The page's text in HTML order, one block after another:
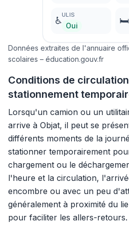
♿
ULIS
Oui 🛏️
Données extraites de l'annuaire
scolaires – éducation.gouv.fr
Conditions de
stationnement
Lorsqu'un camion ou un
arrive à Objat, il peut se
différents moments de la
stationner temporairement
chargement ou le
l'heure et la circulation,
encombre ou avec un peu
généralement à proximité du
pour faciliter les allers-